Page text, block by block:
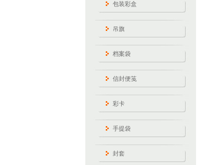
包装彩盒
吊旗
档案袋
信封便笺
彩卡
手提袋
封套